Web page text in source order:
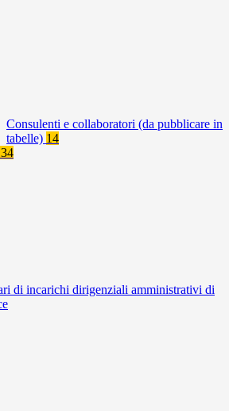
Consulenti e collaboratori (da pubblicare in
tabelle) 14
di incarichi dirigenziali amministrativi di